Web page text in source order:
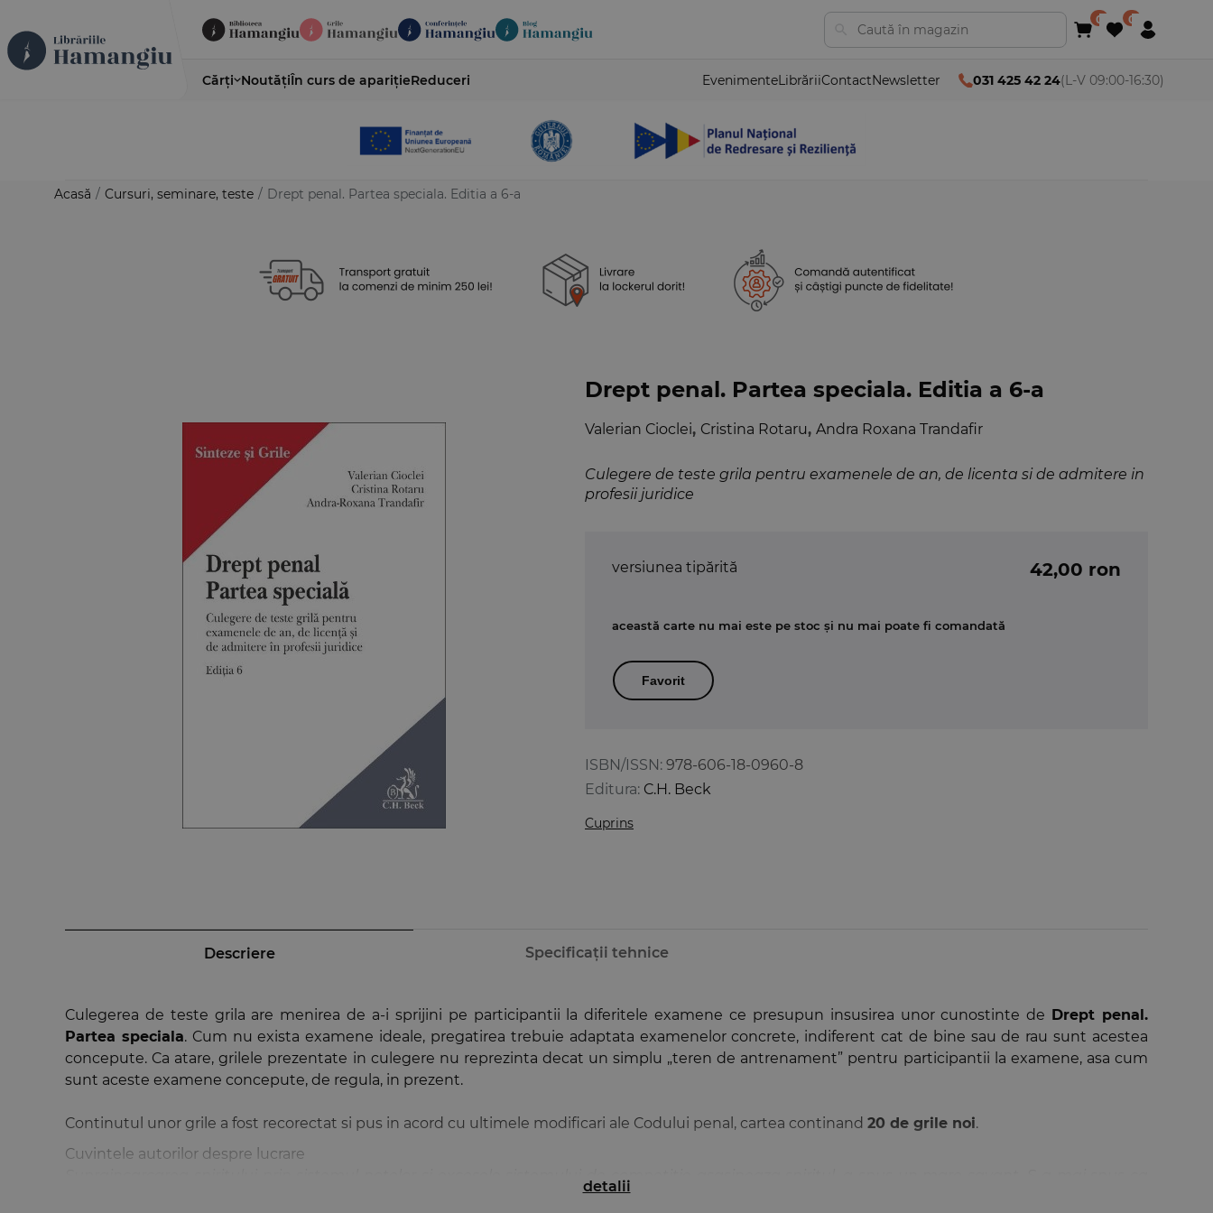
Cărți NoutățiÎn curs de aparițieReduceri EvenimenteLibrăriiContactNewsletter 031 425 42 24(L-V 09:00-16:30)
Acasă / Cursuri, seminare, teste / Drept penal. Partea speciala. Editia a 6-a
Drept penal. Partea speciala. Editia a 6-a
Culegere de teste grila pentru examenele de an, de licenta si de admitere in
profesii juridice
Valerian Cioclei, Cristina Rotaru, Andra Roxana Trandafir
ISBN/ISSN: 978-606-18-0960-8
Editura: C.H. Beck
Cuprins
versiunea tipărită 42,00 ron
această carte nu mai este pe stoc și nu mai poate fi comandată
Favorit
Descriere Specificații tehnice
Culegerea de teste grila are menirea de a-i sprijini pe participantii la diferitele examene ce presupun insusirea unor cunostinte de Drept penal.
Partea speciala. Cum nu exista examene ideale, pregatirea trebuie adaptata examenelor concrete, indiferent cat de bine sau de rau sunt acestea
concepute. Ca atare, grilele prezentate in culegere nu reprezinta decat un simplu „teren de antrenament” pentru participantii la examene, asa cum
sunt aceste examene concepute, de regula, in prezent.
Continutul unor grile a fost recorectat si pus in acord cu ultimele modificari ale Codului penal, cartea continand 20 de grile noi.
Cuvintele autorilor despre lucrare
Supraincarcarea spiritului prin sistemul notelor si excesele sistemului de competitie asasineaza spiritul, a spus un mare savant. S-a mai spus ca
singurul lucru bun la un examen este faptul ca ne poate arata „ce nu stim”. Indiferent cum ar fi conceput, un examen este susceptibil de critici. Cu
detalii